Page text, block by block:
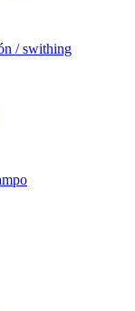
/ swithing